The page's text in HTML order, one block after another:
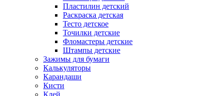
Пластилин детский
Раскраска детская
Тесто детское
Точилки детские
Фломастеры детские
Штампы детские
Зажимы для бумаги
Калькуляторы
Карандаши
Кисти
Клей